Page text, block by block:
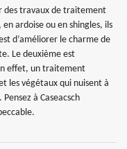
des travaux de traitement
ardoise ou en shingles, ils
d’améliorer le charme de
Le deuxième est
effet, un traitement
les végétaux qui nuisent à
à Caseacsch